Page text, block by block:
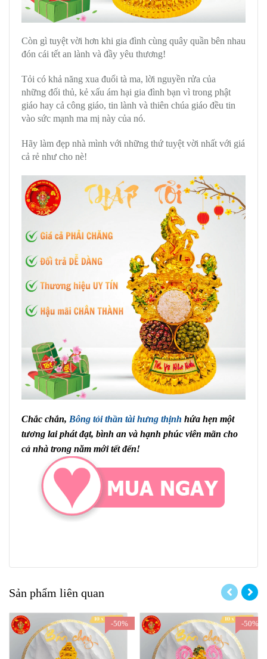
Còn gì tuyệt vời hơn khi gia đình cùng quây quần bên nhau
đón cái tết an lành và đầy yêu thương!
Tỏi có khả năng xua đuổi tà ma, lời nguyền rửa của
những đối thủ, kẻ xấu ám hại gia đình bạn vì trong phật
giáo hay cả công giáo, tin lành và thiên chúa giáo đều tin
vào sức mạnh ma mị này của nó.
Hãy làm đẹp nhà mình với những thứ tuyệt vời nhất với giá
cả rẻ như cho nè!
Chắc chắn, Bông tỏi thần tài hưng thịnh hứa hẹn một
tương lai phát đạt, bình an và hạnh phúc viên mãn cho
cả nhà trong năm mới tết đến!
Sản phẩm liên quan
-50% -50%